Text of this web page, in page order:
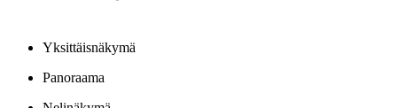
Yksittäisnäkymä
Panoraama